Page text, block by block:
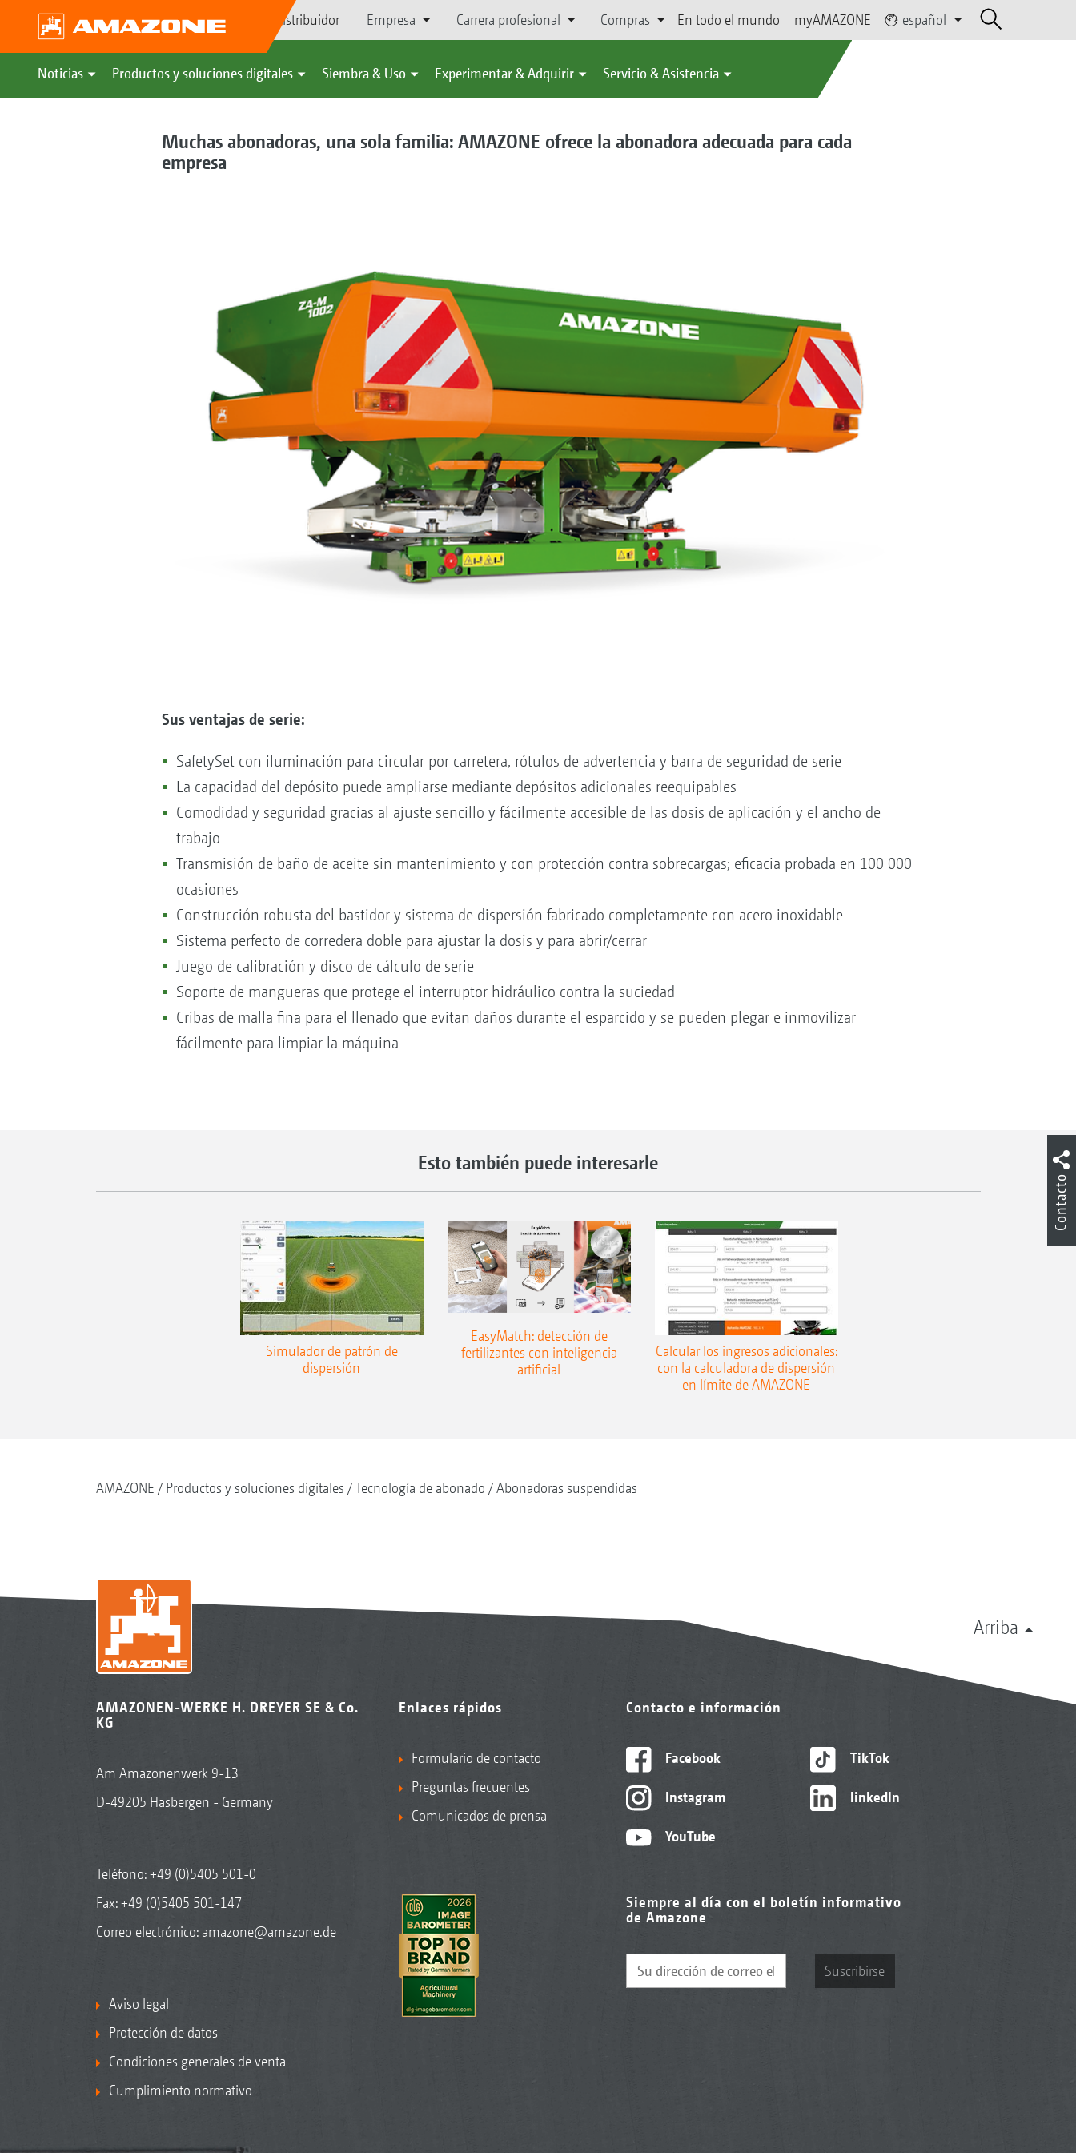
Búsqueda de distribuidor Empresa Carrera profesional Compras En todo el mundo myAMAZONE español
Noticias Productos y soluciones digitales Siembra & Uso Experimentar & Adquirir Servicio & Asistencia
Muchas abonadoras, una sola familia: AMAZONE ofrece la abonadora adecuada para cada
empresa
Sus ventajas de serie:
SafetySet con iluminación para circular por carretera, rótulos de advertencia y barra de seguridad de serie
La capacidad del depósito puede ampliarse mediante depósitos adicionales reequipables
Comodidad y seguridad gracias al ajuste sencillo y fácilmente accesible de las dosis de aplicación y el ancho de
trabajo
Transmisión de baño de aceite sin mantenimiento y con protección contra sobrecargas; eficacia probada en 100 000
ocasiones
Construcción robusta del bastidor y sistema de dispersión fabricado completamente con acero inoxidable
Sistema perfecto de corredera doble para ajustar la dosis y para abrir/cerrar
Juego de calibración y disco de cálculo de serie
Soporte de mangueras que protege el interruptor hidráulico contra la suciedad
Cribas de malla fina para el llenado que evitan daños durante el esparcido y se pueden plegar e inmovilizar
fácilmente para limpiar la máquina
Esto también puede interesarle
Simulador de patrón de
dispersión
EasyMatch: detección de
fertilizantes con inteligencia
artificial
Calcular los ingresos adicionales:
con la calculadora de dispersión
en límite de AMAZONE
AMAZONE Productos y soluciones digitales Tecnología de abonado Abonadoras suspendidas
Arriba
AMAZONEN-WERKE H. DREYER SE & Co.
KG
Am Amazonenwerk 9-13
D-49205 Hasbergen - Germany
Teléfono:+49 (0)5405 501-0
Fax: +49 (0)5405 501-147
Correo electrónico: amazone@amazone.de
Aviso legal
Protección de datos
Condiciones generales de venta
Cumplimiento normativo
Enlaces rápidos
Formulario de contacto
Preguntas frecuentes
Comunicados de prensa
Contacto e información
Facebook
Instagram
YouTube
TikTok
linkedIn
Siempre al día con el boletín informativo
de Amazone
Suscribirse
Contacto